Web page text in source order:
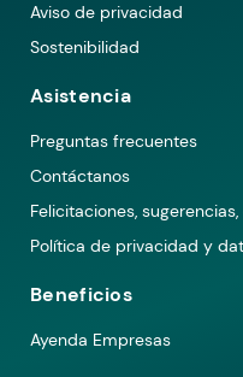
Aviso de privacidad
Sostenibilidad
Asistencia
Preguntas frecuentes
Contáctanos
Felicitaciones,
Política de privacidad y
Beneficios
Ayenda Empresas